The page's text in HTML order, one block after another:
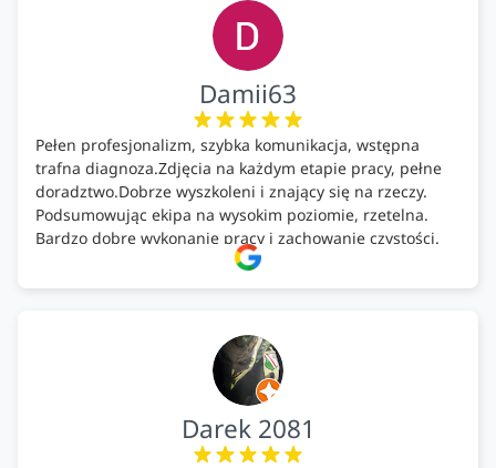
Damii63
Pełen profesjonalizm, szybka komunikacja, wstępna
trafna diagnoza.Zdjęcia na każdym etapie pracy, pełne
doradztwo.Dobrze wyszkoleni i znający się na rzeczy.
Podsumowując ekipa na wysokim poziomie, rzetelna.
Bardzo dobre wykonanie pracy i zachowanie czystości.
Darek 2081